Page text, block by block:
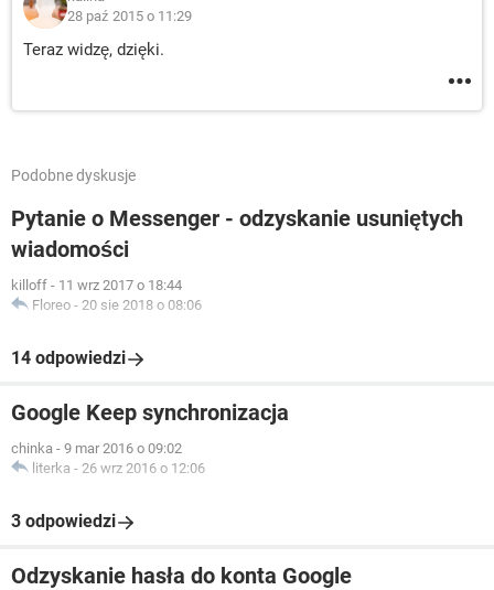
28 paź 2015 o 11:29
Teraz widzę, dzięki.
Podobne dyskusje
Pytanie o Messenger - odzyskanie usuniętych
wiadomości
killoff - 11 wrz 2017 o 18:44
Floreo - 20 sie 2018 o 08:06
14 odpowiedzi
Google Keep synchronizacja
chinka - 9 mar 2016 o 09:02
literka - 26 wrz 2016 o 12:06
3 odpowiedzi
Odzyskanie hasła do konta Google